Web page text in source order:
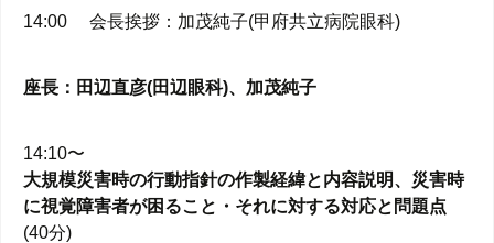
14:00 会長挨拶：加茂純子(甲府共立病院眼科)
座長：田辺直彦(田辺眼科)、加茂純子
14:10〜
大規模災害時の行動指針の作製経緯と内容説明、災害時
に視覚障害者が困ること・それに対する対応と問題点
(40分)